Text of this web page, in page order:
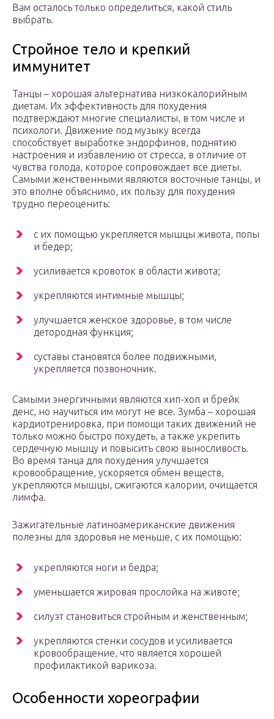
Вам осталось только определиться, какой стиль
выбрать.
Стройное тело и крепкий
иммунитет
Танцы – хорошая альтернатива низкокалорийным
диетам. Их эффективность для похудения
подтверждают многие специалисты, в том числе и
психологи. Движение под музыку всегда
способствует выработке эндорфинов, поднятию
настроения и избавлению от стресса, в отличие от
чувства голода, которое сопровождает все диеты.
Самыми женственными являются восточные танцы, и
это вполне объяснимо, их пользу для похудения
трудно переоценить:
с их помощью укрепляется мышцы живота, попы
и бедер;
усиливается кровоток в области живота;
укрепляются интимные мышцы;
улучшается женское здоровье, в том числе
детородная функция;
суставы становятся более подвижными,
укрепляется позвоночник.
Самыми энергичными являются хип-хоп и брейк
денс, но научиться им могут не все. Зумба – хорошая
кардиотренировка, при помощи таких движений не
только можно быстро похудеть, а также укрепить
сердечную мышцу и повысить свою выносливость.
Во время танца для похудения улучшается
кровообращение, ускоряется обмен веществ,
укрепляются мышцы, сжигаются калории, очищается
лимфа.
Зажигательные латиноамериканские движения
полезны для здоровья не меньше, с их помощью:
укрепляются ноги и бедра;
уменьшается жировая прослойка на животе;
силуэт становиться стройным и женственным;
укрепляются стенки сосудов и усиливается
кровообращение, что является хорошей
профилактикой варикоза.
Особенности хореографии